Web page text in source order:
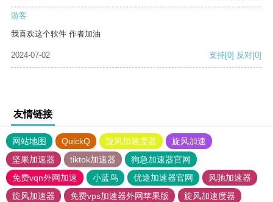
游客
我喜欢这个软件 作者加油
2024-07-02 支持[0] 反对[0]
友情链接
网站地图 QuickQ 旋风加速度器
旋风加速
坚果加速器
tiktok加速器
狗急加速器官网
免费vqn外网加速
小蓝鸟 优途加速器官网
风驰加速器
旋风加速器
免费vps加速器外网苹果版
旋风加速度器